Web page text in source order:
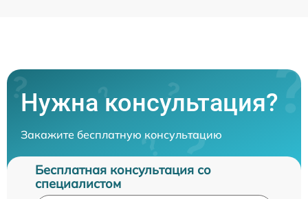
Нужна консультация?
Закажите бесплатную консультацию
Бесплатная консультация со
специалистом